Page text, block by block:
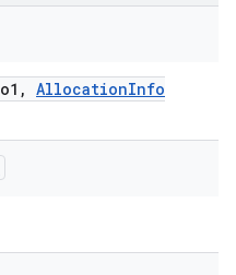
o1 , AllocationInfo